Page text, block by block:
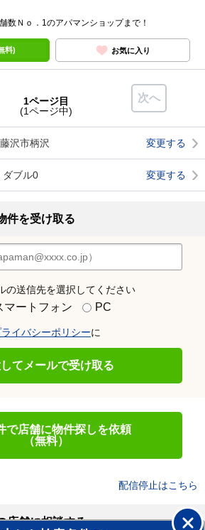
数Ｎｏ．1のアパマンショップまで！
料) お気に入り
次へ
1ページ目
(1ページ中)
沢市柄沢 変更する
ダブル0 変更する
件を受け取る
の送信先を選択してください
マートフォン PC
ライバシーポリシーに
してメールで受け取る
で店舗に物件探しを依頼
（無料）
配信停止はこちら
店舗に相談する